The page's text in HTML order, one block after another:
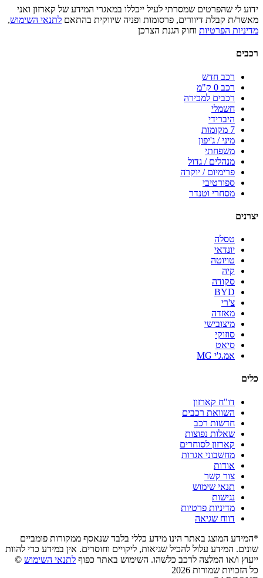
ידוע לי שהפרטים שמסרתי לעיל ייכללו במאגרי המידע של קארזון ואני
מאשר/ת קבלת דיוורים, פרסומות ופניה שיווקית בהתאם לתנאי השימוש,
מדיניות הפרטיות וחוק הגנת הצרכן
רכבים
רכב חדש
רכב 0 ק"מ
רכבים למכירה
חשמלי
היברידי
7 מקומות
מיני / ג'יפון
משפחתי
מנהלים / גדול
פרימיום / יוקרה
ספורטיבי
מסחרי וטנדר
יצרנים
טסלה
יונדאי
טויוטה
קיה
סקודה
BYD
צ'רי
מאזדה
מיצובישי
סוזוקי
סיאט
אמ.ג'י MG
כלים
דו"ח קארזון
השוואת רכבים
חדשות רכב
שאלות נפוצות
קארזון לסוחרים
מחשבוני אגרות
אודות
צור קשר
תנאי שימוש
נגישות
מדיניות פרטיות
דווח שגיאה
*המידע המוצג באתר הינו מידע כללי בלבד שנאסף ממקורות פומביים
שונים. המידע עלול להכיל שגיאות, ליקויים וחוסרים. אין במידע כדי להוות
ייעוץ ו/או המלצה לרכב כלשהו. השימוש באתר כפוף לתנאי השימוש ©
כל הזכויות שמורות 2026